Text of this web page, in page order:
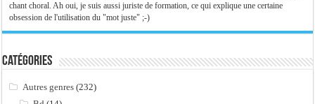
chant choral. Ah oui, je suis aussi juriste de formation, ce qui explique une certaine
obsession de l'utilisation du "mot juste" ;-)
Catégories
Autres genres (232)